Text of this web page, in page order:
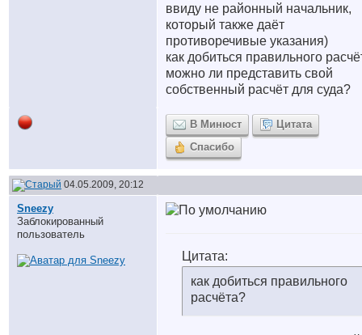
ввиду не районный начальник,
который также даёт
противоречивые указания)
как добиться правильного
можно ли представить свой
собственный расчёт для суда?
В Минюст
Цитата
Спасибо
04.05.2009, 20:12
Sneezy
Заблокированный
пользователь
Цитата:
как добиться правильного
расчёта?